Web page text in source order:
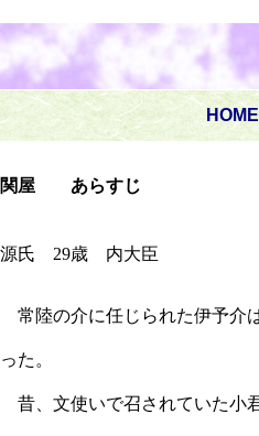
HOME
関屋 あらすじ
源氏 29歳 内大臣
常陸の介に任じられた伊予介
った。
昔、文使いで召されていた小